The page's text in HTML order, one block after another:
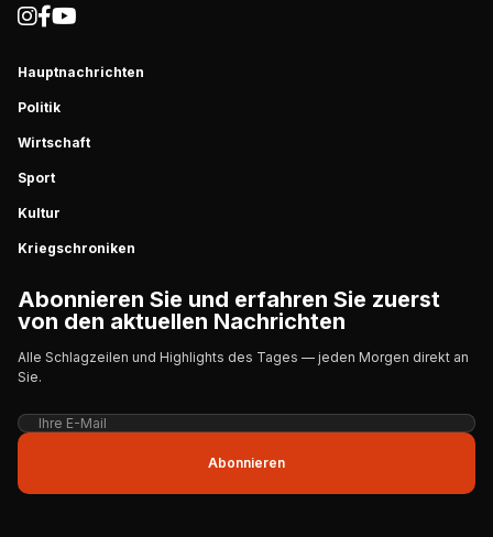
Hauptnachrichten
Politik
Wirtschaft
Sport
Kultur
Kriegschroniken
Abonnieren Sie und erfahren Sie zuerst
von den aktuellen Nachrichten
Alle Schlagzeilen und Highlights des Tages — jeden Morgen direkt an
Sie.
Abonnieren